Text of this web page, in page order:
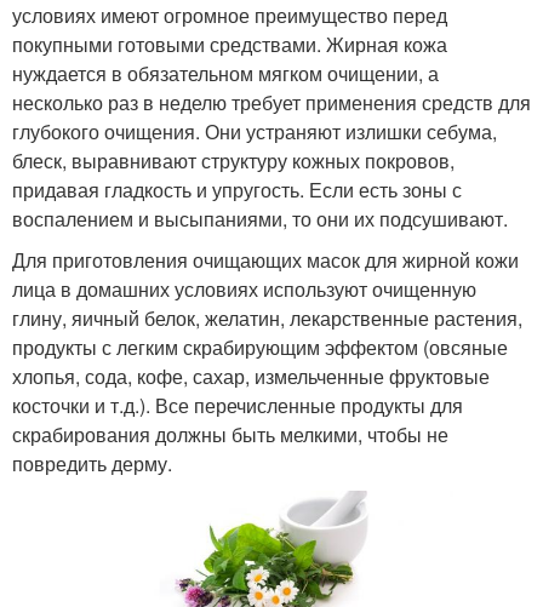
условиях имеют огромное преимущество перед
покупными готовыми средствами. Жирная кожа
нуждается в обязательном мягком очищении, а
несколько раз в неделю требует применения средств для
глубокого очищения. Они устраняют излишки себума,
блеск, выравнивают структуру кожных покровов,
придавая гладкость и упругость. Если есть зоны с
воспалением и высыпаниями, то они их подсушивают.
Для приготовления очищающих масок для жирной кожи
лица в домашних условиях используют очищенную
глину, яичный белок, желатин, лекарственные растения,
продукты с легким скрабирующим эффектом (овсяные
хлопья, сода, кофе, сахар, измельченные фруктовые
косточки и т.д.). Все перечисленные продукты для
скрабирования должны быть мелкими, чтобы не
повредить дерму.